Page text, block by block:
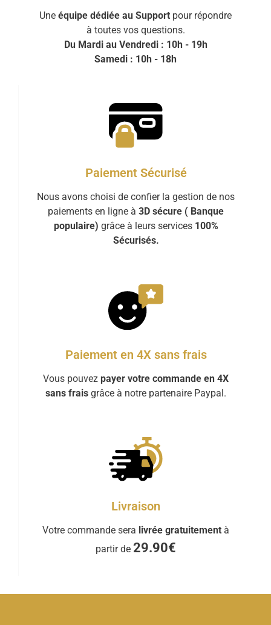
Une équipe dédiée au Support pour répondre
à toutes vos questions.
Du Mardi au Vendredi : 10h - 19h
Samedi : 10h - 18h
Paiement Sécurisé
Nous avons choisi de confier la gestion de nos
paiements en ligne à 3D sécure ( Banque
populaire) grâce à leurs services 100%
Sécurisés.
Paiement en 4X sans frais
Vous pouvez payer votre commande en 4X
sans frais grâce à notre partenaire Paypal.
Livraison
Votre commande sera livrée gratuitement à
partir de 29.90€